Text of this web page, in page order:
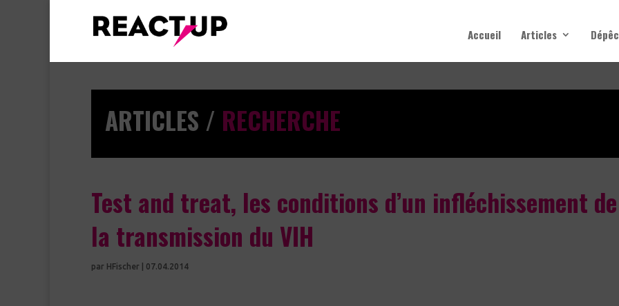
Accueil Articles
ARTICLES / RECHERCHE
Test and treat, les conditions d’un infléchissement de
la transmission du VIH
par HFischer 07.04.2014